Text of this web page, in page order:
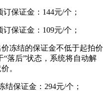
保证金：144元/个；
保证金：109元/个；
冻结的保证金不低于起拍价
落后”状态，系统将自动解
。
结保证金：294元/个；